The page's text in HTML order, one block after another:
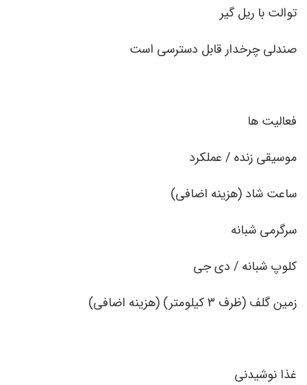
توالت با ریل گیر
صندلی چرخدار قابل دسترسی است
فعالیت ها
موسیقی زنده / عملکرد
ساعت شاد (هزینه اضافی)
سرگرمی شبانه
کلوپ شبانه / دی جی
زمین گلف (ظرف 3 کیلومتر) (هزینه اضافی)
غذا نوشیدنی